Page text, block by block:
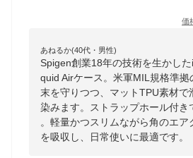
価
あねるか(40代・男性)
Spigen創業18年の技術を生かし
quid Airケース。米軍MIL規格準拠
末を守りつつ、マットTPU素材で
染みます。ストラップホール付き
。軽量かつスリムながら角のエア
を吸収し、日常使いに最適です。